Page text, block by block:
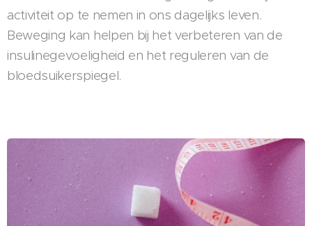
activiteit op te nemen in ons dagelijks leven.
Beweging kan helpen bij het verbeteren van de
insulinegevoeligheid en het reguleren van de
bloedsuikerspiegel.